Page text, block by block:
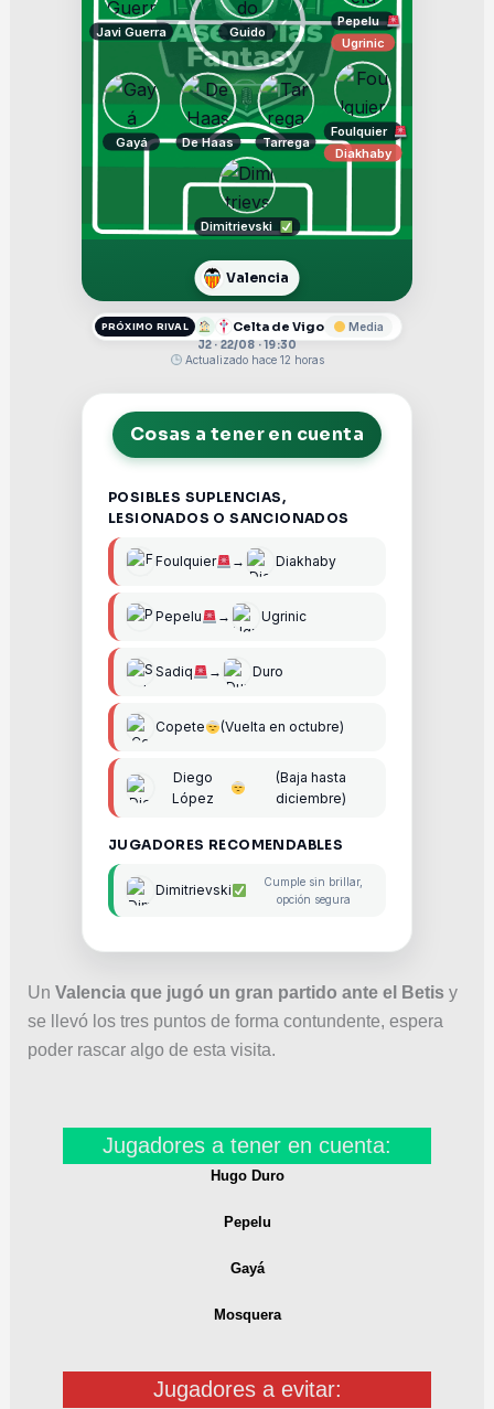
Dimitrievski
Gayá De Haas Tarrega
Foulquier
Diakhaby
Javi Guerra Guido
Pepelu
Ugrinic
Valencia
PRÓXIMO RIVAL Celta de Vigo
Media
J2 · 22/08 · 19:30
Actualizado hace 12 horas
Cosas a tener en cuenta
POSIBLES SUPLENCIAS,
LESIONADOS O SANCIONADOS
Foulquier → Diakhaby
Pepelu → Ugrinic
Sadiq → Duro
Copete (Vuelta en octubre)
Diego
López
(Baja hasta
diciembre)
JUGADORES RECOMENDABLES
Dimitrievski
Cumple sin brillar,
opción segura
Un Valencia que jugó un gran partido ante el Betis y
se llevó los tres puntos de forma contundente, espera
poder rascar algo de esta visita.
Jugadores a tener en cuenta:
Hugo Duro
Pepelu
Gayá
Mosquera
Jugadores a evitar: